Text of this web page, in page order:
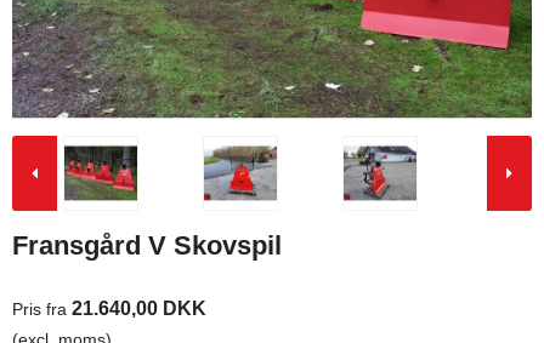
Fransgård V Skovspil
Pris fra 21.640,00 DKK